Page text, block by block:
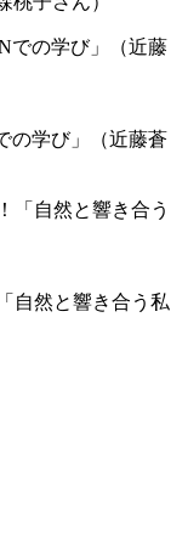
の学び」（近藤蒼
自然と響き合う私